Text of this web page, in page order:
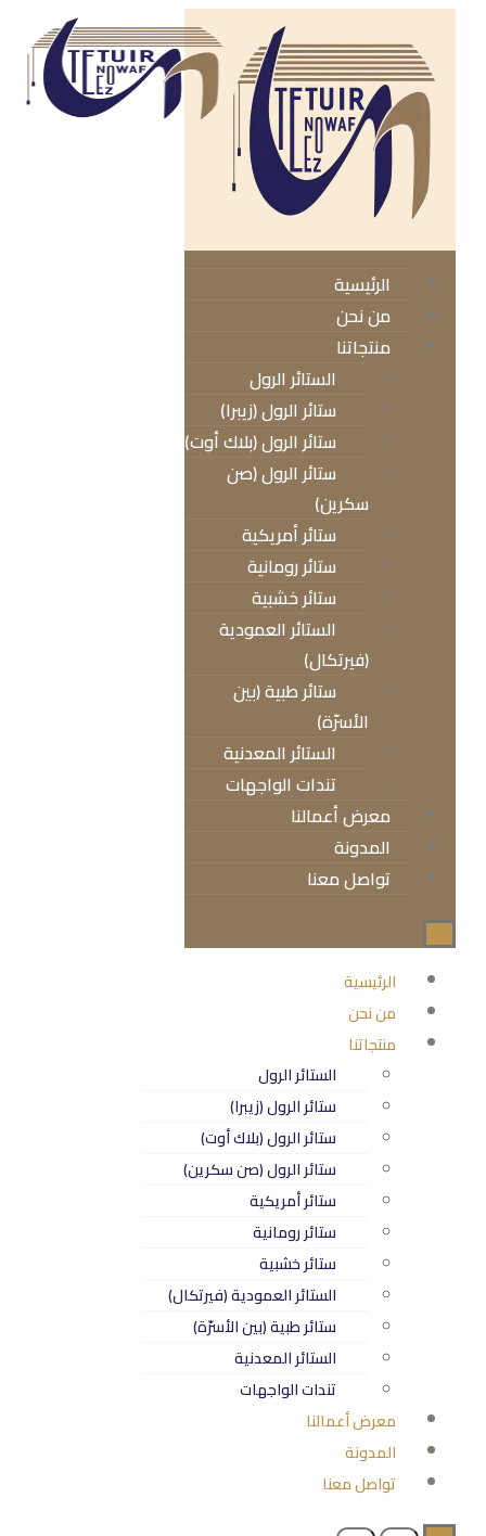
الرئيسية
من نحن
منتجاتنا
الستائر الرول
ستائر الرول (زيبرا)
ستائر الرول (بلاك أوت)
ستائر الرول (صن
سكرين)
ستائر أمريكية
ستائر رومانية
ستائر خشبية
الستائر العمودية
(فيرتكال)
ستائر طبية (بين
الأسرّة)
الستائر المعدنية
تندات الواجهات
معرض أعمالنا
المدونة
تواصل معنا
الرئيسية
من نحن
منتجاتنا
الستائر الرول
ستائر الرول (زيبرا)
ستائر الرول (بلاك أوت)
ستائر الرول (صن سكرين)
ستائر أمريكية
ستائر رومانية
ستائر خشبية
الستائر العمودية (فيرتكال)
ستائر طبية (بين الأسرّة)
الستائر المعدنية
تندات الواجهات
معرض أعمالنا
المدونة
تواصل معنا